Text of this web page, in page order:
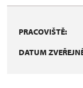
PRACOVIŠTĚ:
DATUM